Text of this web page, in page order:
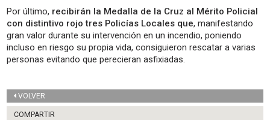
Por último, recibirán la Medalla de la Cruz al Mérito Policial
con distintivo rojo tres Policías Locales que, manifestando
gran valor durante su intervención en un incendio, poniendo
incluso en riesgo su propia vida, consiguieron rescatar a varias
personas evitando que perecieran asfixiadas.
VOLVER
COMPARTIR